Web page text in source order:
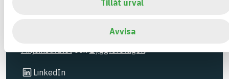
Tillåt urval
Avvisa
BASTA är ett dotterbolag tillIVL Svenska
MiljöinstitutetochByggföretagen.
LinkedIn
Länk till annan webbplats